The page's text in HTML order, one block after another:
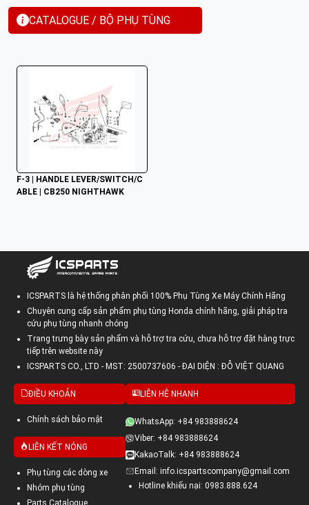
CATALOGUE / BỘ PHỤ TÙNG
F-3 | HANDLE LEVER/SWITCH/C
ABLE | CB250 NIGHTHAWK
ICSPARTS là hệ thống phân phối 100% Phụ Tùng Xe Máy Chính Hãng
Chuyên cung cấp sản phẩm phụ tùng Honda chính hãng, giải pháp tra
cứu phụ tùng nhanh chóng
Trang trưng bày sản phẩm và hỗ trợ tra cứu, chưa hỗ trợ đặt hàng trực
tiếp trên website này
ICSPARTS CO., LTD - MST: 2500737606 - ĐẠI DIỆN : ĐỖ VIỆT QUANG
ĐIỀU KHOẢN
Chính sách bảo mật
LIÊN KẾT NÓNG
Phụ tùng các dòng xe
Nhóm phụ tùng
Parts Catalogue
LIÊN HỆ NHANH
WhatsApp: +84 983888624
Viber: +84 983888624
KakaoTalk: +84 983888624
Email: info.icspartscompany@gmail.com
Hotline khiếu nại: 0983.888.624